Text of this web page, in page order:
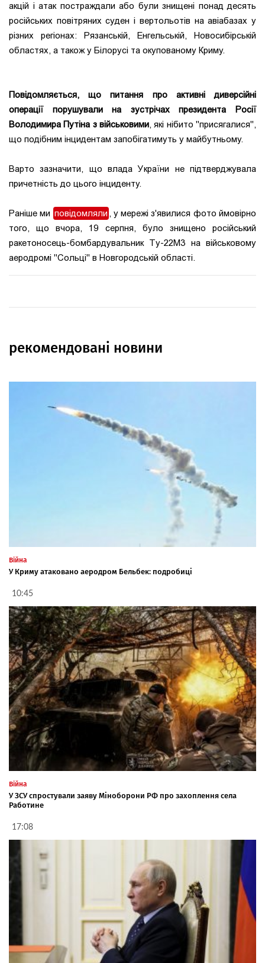
акцій і атак постраждали або були знищені понад десять
російських повітряних суден і вертольотів на авіабазах у
різних регіонах: Рязанській, Енгельській, Новосибірській
областях, а також у Білорусі та окупованому Криму.
Повідомляється, що питання про активні диверсійні
операції порушували на зустрічах президента Росії
Володимира Путіна з військовими, які нібито "присягалися",
що подібним інцидентам запобігатимуть у майбутньому.
Варто зазначити, що влада України не підтверджувала
причетність до цього інциденту.
Раніше ми повідомляли , умережі з'явилися фото ймовірно
того, що вчора, 19 серпня, було знищено російський
ракетоносець-бомбардувальник Ту-22М3 на військовому
аеродромі "Сольці" в Новгородській області.
рекомендовані новини
Війна
У Криму атаковано аеродром Бельбек: подробиці
10:45
Війна
У ЗСУ спростували заяву Міноборони РФ про захоплення села
Работине
17:08